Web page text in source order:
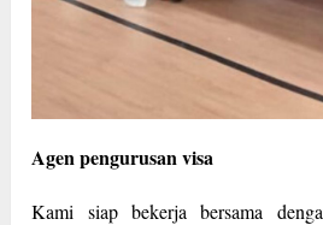
Agen pengurusan visa
Kami siap bekerja bersama